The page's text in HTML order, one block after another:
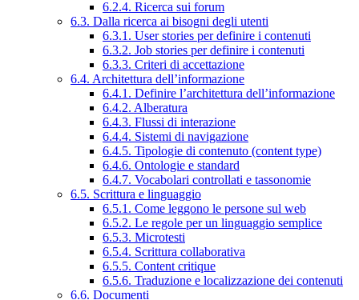
6.2.4. Ricerca sui forum
6.3. Dalla ricerca ai bisogni degli utenti
6.3.1. User stories per definire i contenuti
6.3.2. Job stories per definire i contenuti
6.3.3. Criteri di accettazione
6.4. Architettura dell’informazione
6.4.1. Definire l’architettura dell’informazione
6.4.2. Alberatura
6.4.3. Flussi di interazione
6.4.4. Sistemi di navigazione
6.4.5. Tipologie di contenuto (content type)
6.4.6. Ontologie e standard
6.4.7. Vocabolari controllati e tassonomie
6.5. Scrittura e linguaggio
6.5.1. Come leggono le persone sul web
6.5.2. Le regole per un linguaggio semplice
6.5.3. Microtesti
6.5.4. Scrittura collaborativa
6.5.5. Content critique
6.5.6. Traduzione e localizzazione dei contenuti
6.6. Documenti